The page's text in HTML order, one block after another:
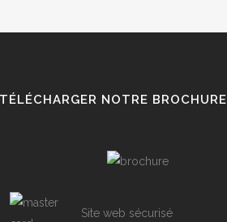
TÉLÉCHARGER NOTRE BROCHURE
Site web sécurisé